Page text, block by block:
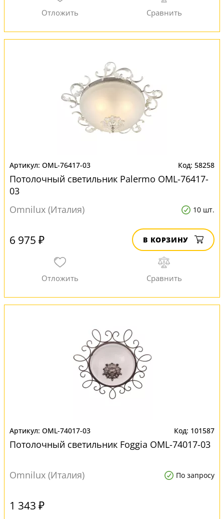
OML-76417-03 58258
Потолочный светильник Palermo OML-76417-
03
Omnilux (Италия)
10 шт.
6 975 ₽ В КОРЗИНУ
OML-74017-03 101587
Потолочный светильник Foggia OML-74017-03
Omnilux (Италия) По запросу
1 343 ₽